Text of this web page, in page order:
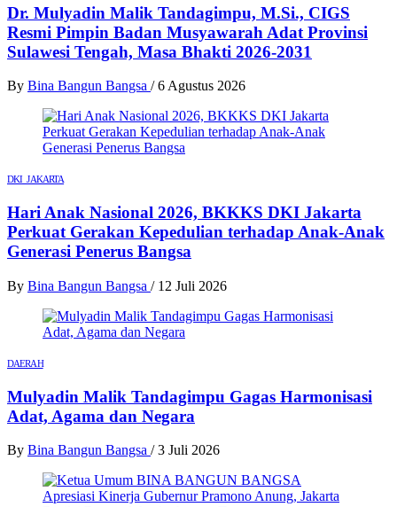
Dr. Mulyadin Malik Tandagimpu, M.Si., CIGS
Resmi Pimpin Badan Musyawarah Adat Provinsi
Sulawesi Tengah, Masa Bhakti 2026-2031
By Bina Bangun Bangsa / 6 Agustus 2026
DKI JAKARTA
Hari Anak Nasional 2026, BKKKS DKI Jakarta
Perkuat Gerakan Kepedulian terhadap Anak-Anak
Generasi Penerus Bangsa
By Bina Bangun Bangsa / 12 Juli 2026
DAERAH
Mulyadin Malik Tandagimpu Gagas Harmonisasi
Adat, Agama dan Negara
By Bina Bangun Bangsa / 3 Juli 2026